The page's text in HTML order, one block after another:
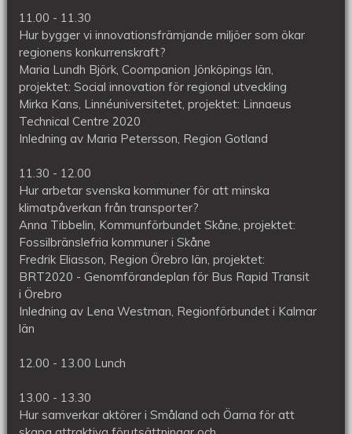
11.00 - 11.30
Hur bygger vi innovationsfrämjande miljöer som ökar
regionens konkurrenskraft?
Maria Lundh Björk, Coompanion Jönköpings län,
projektet: Social innovation för regional utveckling
Mirka Kans, Linnéuniversitetet, projektet: Linnaeus
Technical Centre 2020
Inledning av Maria Petersson, Region Gotland
11.30 - 12.00
Hur arbetar svenska kommuner för att minska
klimatpåverkan från transporter?
Anna Tibbelin, Kommunförbundet Skåne, projektet:
Fossilbränslefria kommuner i Skåne
Fredrik Eliasson, Region Örebro län, projektet:
BRT2020 - Genomförandeplan för Bus Rapid Transit
i Örebro
Inledning av Lena Westman, Regionförbundet i Kalmar
län
12.00 - 13.00 Lunch
13.00 - 13.30
Hur samverkar aktörer i Småland och Öarna för att